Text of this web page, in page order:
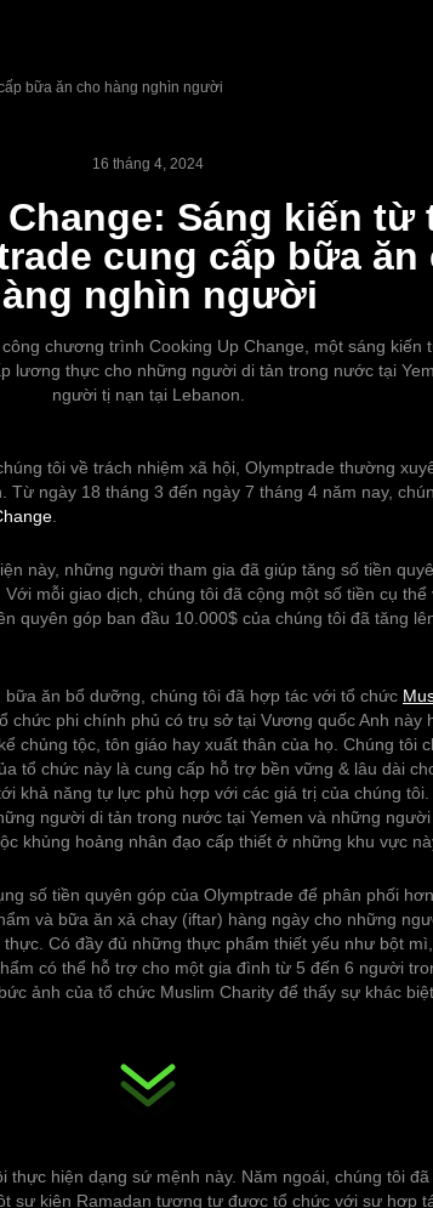
bữa ăn cho hàng nghìn người
16 tháng 4, 2024
Sáng kiến từ
cung cấp bữa ăn
nghìn người
chương trình Cooking Up Change, một sáng kiến
lương thực cho những người di tản trong nước tại
người tị nạn tại Lebanon.
tôi về trách nhiệm xã hội, Olymptrade thường
Từ ngày 18 tháng 3 đến ngày 7 tháng 4 năm nay,
này, những người tham gia đã giúp tăng số tiền
mỗi giao dịch, chúng tôi đã cộng một số tiền cụ thể
quyên góp ban đầu 10.000$ của chúng tôi đã tăng
ăn bổ dưỡng, chúng tôi đã hợp tác với tổ chức
chức phi chính phủ có trụ sở tại Vương quốc Anh này
chủng tộc, tôn giáo hay xuất thân của họ. Chúng tôi
tổ chức này là cung cấp hỗ trợ bền vững & lâu dài
khả năng tự lực phù hợp với các giá trị của chúng tôi.
người di tản trong nước tại Yemen và những
khủng hoảng nhân đạo cấp thiết ở những khu vực
số tiền quyên góp của Olymptrade để phân phối
và bữa ăn xả chay (iftar) hàng ngày cho những
Có đầy đủ những thực phẩm thiết yếu như bột mì,
có thể hỗ trợ cho một gia đình từ 5 đến 6 người
ảnh của tổ chức Muslim Charity để thấy sự khác
thực hiện dạng sứ mệnh này. Năm ngoái, chúng tôi
sự kiện Ramadan tương tự được tổ chức với sự hợp